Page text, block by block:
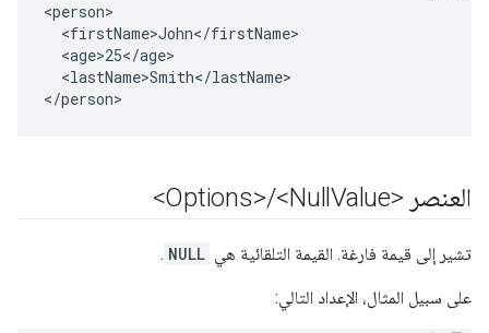
<person>
  <firstName>John</firstName>
  <age>25</age>
  <lastName>Smith</lastName>
</person>
العنصر <Options> /<NullValue>
تشير إلى قيمة فارغة. القيمة التلقائية هي NULL
.
على سبيل المثال، الإعداد التالي: